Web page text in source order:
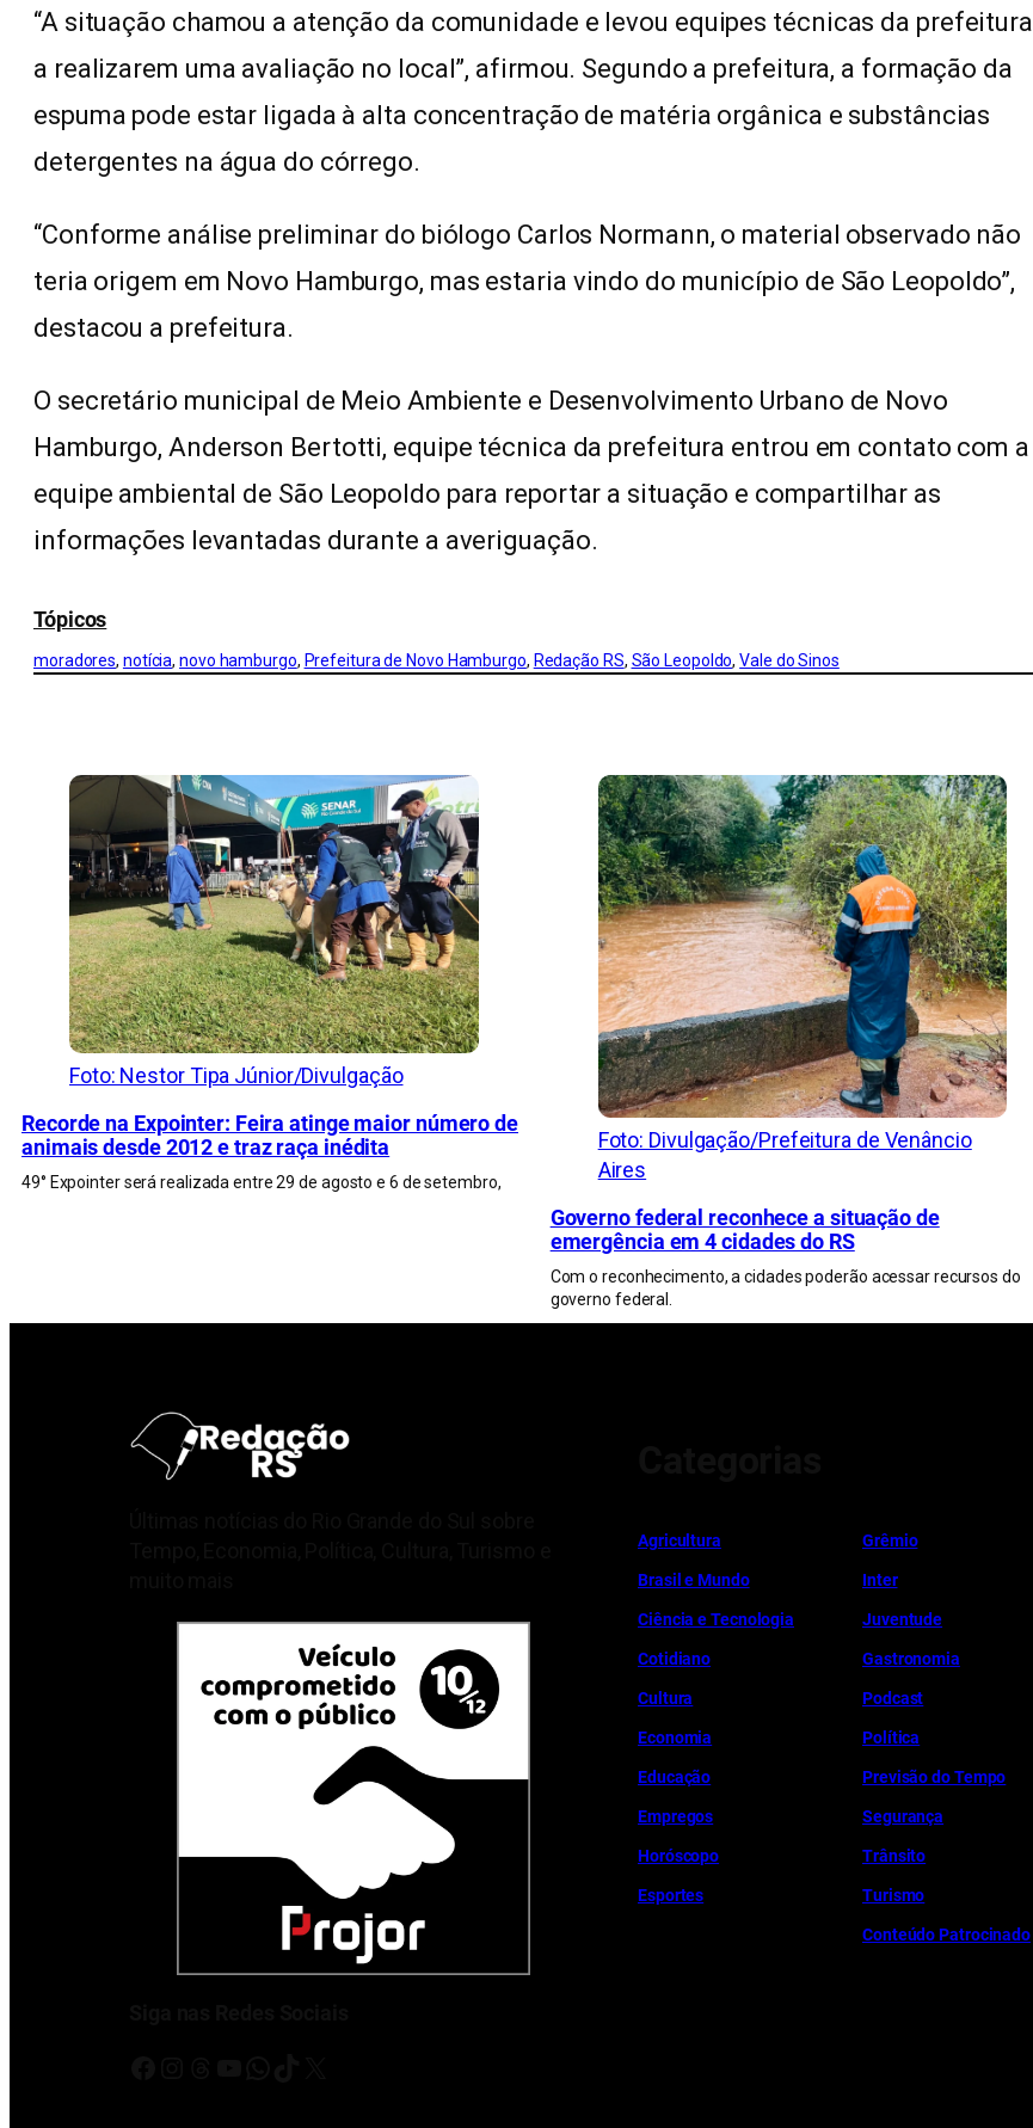
“A situação chamou a atenção da comunidade e levou equipes técnicas da prefeitura
a realizarem uma avaliação no local”, afirmou. Segundo a prefeitura, a formação da
espuma pode estar ligada à alta concentração de matéria orgânica e substâncias
detergentes na água do córrego.
“Conforme análise preliminar do biólogo Carlos Normann, o material observado não
teria origem em Novo Hamburgo, mas estaria vindo do município de São Leopoldo”,
destacou a prefeitura.
O secretário municipal de Meio Ambiente e Desenvolvimento Urbano de Novo
Hamburgo, Anderson Bertotti, equipe técnica da prefeitura entrou em contato com a
equipe ambiental de São Leopoldo para reportar a situação e compartilhar as
informações levantadas durante a averiguação.
Tópicos
moradores, notícia, novo hamburgo, Prefeitura de Novo Hamburgo, Redação RS, São Leopoldo, Vale do Sinos
Foto: Nestor Tipa Júnior/Divulgação
Recorde na Expointer: Feira atinge maior número de
animais desde 2012 e traz raça inédita
49° Expointer será realizada entre 29 de agosto e 6 de setembro,
Foto: Divulgação/Prefeitura de Venâncio
Aires
Governo federal reconhece a situação de
emergência em 4 cidades do RS
Com o reconhecimento, a cidades poderão acessar recursos do
governo federal.
Agricultura
Brasil e Mundo
Ciência e Tecnologia
Cotidiano
Cultura
Economia
Educação
Empregos
Horóscopo
Esportes
Grêmio
Inter
Juventude
Gastronomia
Podcast
Política
Previsão do Tempo
Segurança
Trânsito
Turismo
Conteúdo Patrocinado